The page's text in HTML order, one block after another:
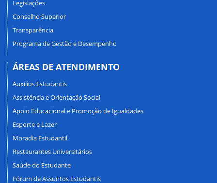
Legislações
Conselho Superior
Transparência
Programa de Gestão e Desempenho
ÁREAS DE ATENDIMENTO
Auxílios Estudantis
Assistência e Orientação Social
Apoio Educacional e Promoção de Igualdades
Esporte e Lazer
Moradia Estudantil
Restaurantes Universitários
Saúde do Estudante
Fórum de Assuntos Estudantis